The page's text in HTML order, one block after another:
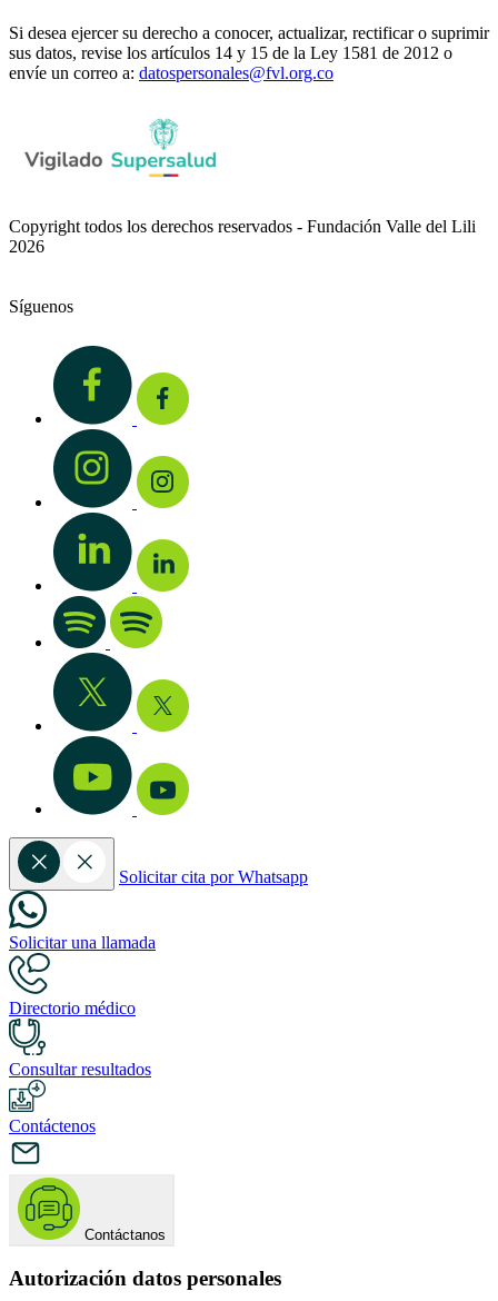
Si desea ejercer su derecho a conocer, actualizar, rectificar o suprimir
sus datos, revise los artículos 14 y 15 de la Ley 1581 de 2012 o
envíe un correo a: datospersonales@fvl.org.co
Copyright todos los derechos reservados - Fundación Valle del Lili
2026
Síguenos
Solicitar cita por Whatsapp
Solicitar una llamada
Directorio médico
Consultar resultados
Contáctenos
Contáctanos
Autorización datos personales